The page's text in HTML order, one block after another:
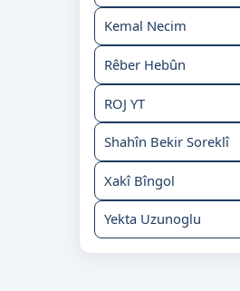
Kemal Necim
Rêber Hebûn
ROJ YT
Shahîn Bekir Soreklî
Xakî Bîngol
Yekta Uzunoglu